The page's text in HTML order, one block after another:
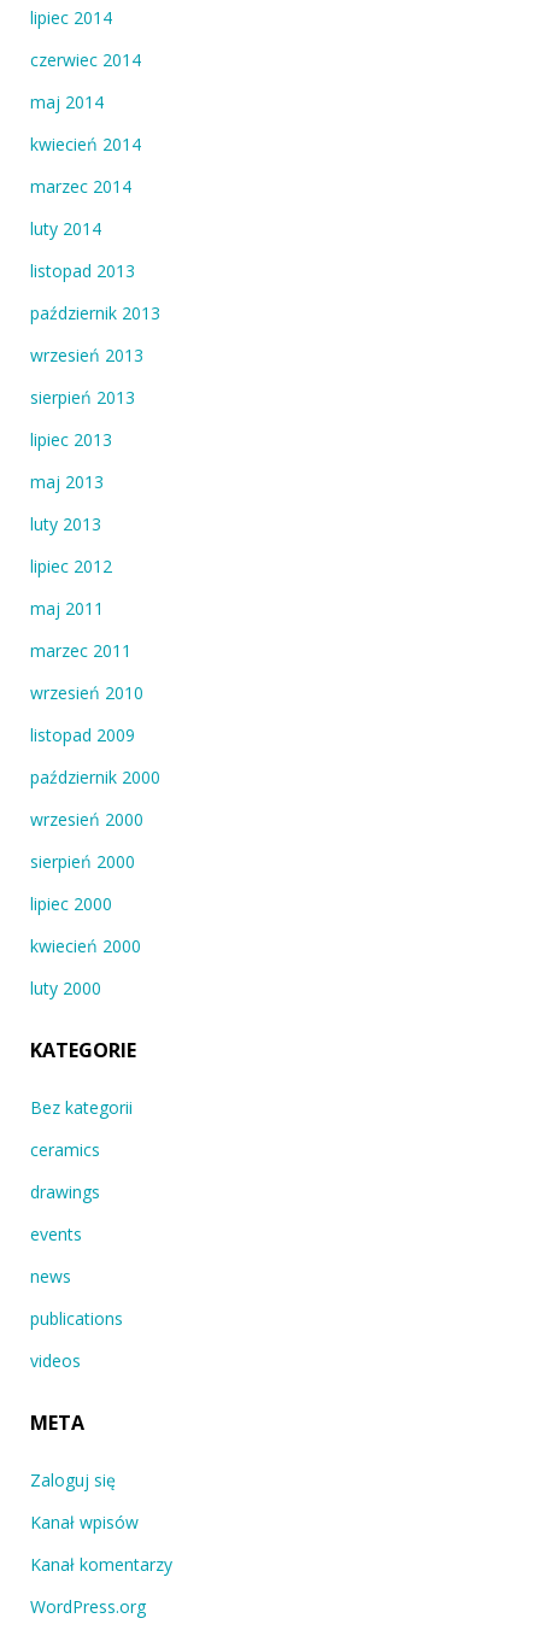
lipiec 2014
czerwiec 2014
maj 2014
kwiecień 2014
marzec 2014
luty 2014
listopad 2013
październik 2013
wrzesień 2013
sierpień 2013
lipiec 2013
maj 2013
luty 2013
lipiec 2012
maj 2011
marzec 2011
wrzesień 2010
listopad 2009
październik 2000
wrzesień 2000
sierpień 2000
lipiec 2000
kwiecień 2000
luty 2000
KATEGORIE
Bez kategorii
ceramics
drawings
events
news
publications
videos
META
Zaloguj się
Kanał wpisów
Kanał komentarzy
WordPress.org